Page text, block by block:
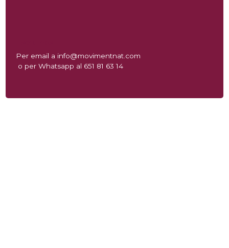
Per email a info@movimentnat.com
o per Whatsapp al 651 81 63 14